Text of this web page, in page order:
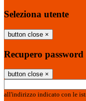
Seleziona utente
button close ×
Recupero password
button close ×
all'indirizzo indicato con le